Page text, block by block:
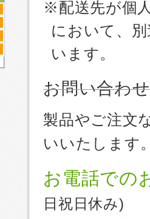
※配送先が個
において、
います。
お問い合わせ
製品やご注文
いいたします
お電話での
日祝日休み)